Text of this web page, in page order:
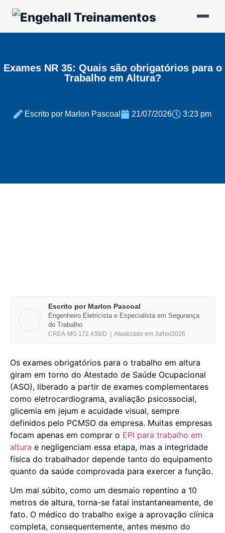
Exames NR 35: Quais são obrigatórios para o
Trabalho em Altura?
Escrito por Marlon Pascoal 21/07/2026 3:23 pm
Escrito por Marlon Pascoal
Engenheiro Eletricista e Especialista em Segurança
do Trabalho
CREA-MG 172.438/D | Atualizado em Julho/2026
Os exames obrigatórios para o trabalho em altura
giram em torno do Atestado de Saúde Ocupacional
(ASO), liberado a partir de exames complementares
como eletrocardiograma, avaliação psicossocial,
glicemia em jejum e acuidade visual, sempre
definidos pelo PCMSO da empresa. Muitas empresas
focam apenas em comprar o EPI para trabalho em
altura e negligenciam essa etapa, mas a integridade
física do trabalhador depende tanto do equipamento
quanto da saúde comprovada para exercer a função.
Um mal súbito, como um desmaio repentino a 10
metros de altura, torna-se fatal instantaneamente, de
fato. O médico do trabalho exige a aprovação clínica
completa, consequentemente, antes mesmo do